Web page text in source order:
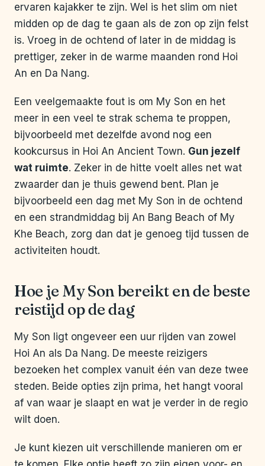
ervaren kajakker te zijn. Wel is het slim om niet
midden op de dag te gaan als de zon op zijn felst
is. Vroeg in de ochtend of later in de middag is
prettiger, zeker in de warme maanden rond Hoi
An en Da Nang.
Een veelgemaakte fout is om My Son en het
meer in een veel te strak schema te proppen,
bijvoorbeeld met dezelfde avond nog een
kookcursus in Hoi An Ancient Town. Gun jezelf
wat ruimte. Zeker in de hitte voelt alles net wat
zwaarder dan je thuis gewend bent. Plan je
bijvoorbeeld een dag met My Son in de ochtend
en een strandmiddag bij An Bang Beach of My
Khe Beach, zorg dan dat je genoeg tijd tussen de
activiteiten houdt.
Hoe je My Son bereikt en de beste
reistijd op de dag
My Son ligt ongeveer een uur rijden van zowel
Hoi An als Da Nang. De meeste reizigers
bezoeken het complex vanuit één van deze twee
steden. Beide opties zijn prima, het hangt vooral
af van waar je slaapt en wat je verder in de regio
wilt doen.
Je kunt kiezen uit verschillende manieren om er